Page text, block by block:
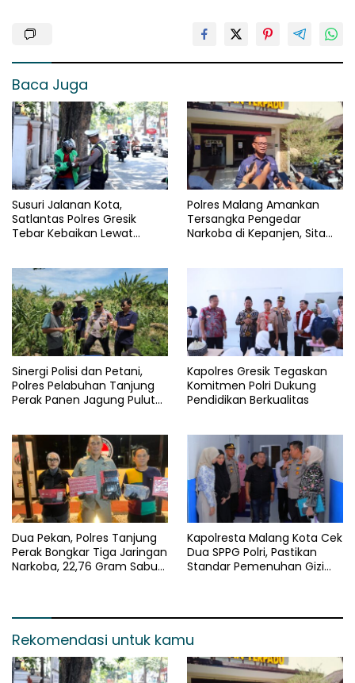
Baca Juga
Susuri Jalanan Kota,
Satlantas Polres Gresik
Tebar Kebaikan Lewat
Polres Malang Amankan
Tersangka Pengedar
Narkoba di Kepanjen, Sita
Sinergi Polisi dan Petani,
Polres Pelabuhan Tanjung
Perak Panen Jagung Pulut
Kapolres Gresik Tegaskan
Komitmen Polri Dukung
Pendidikan Berkualitas
Dua Pekan, Polres Tanjung
Perak Bongkar Tiga Jaringan
Narkoba, 22,76 Gram Sabu
Kapolresta Malang Kota Cek
Dua SPPG Polri, Pastikan
Standar Pemenuhan Gizi
Rekomendasi untuk kamu